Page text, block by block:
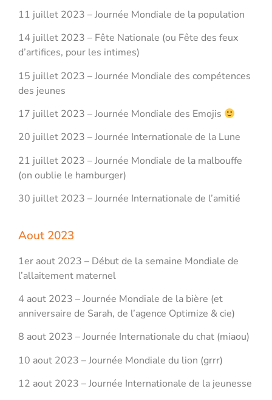
11 juillet 2023 – Journée Mondiale de la population
14 juillet 2023 – Fête Nationale (ou Fête des feux
d’artifices, pour les intimes)
15 juillet 2023 – Journée Mondiale des compétences
des jeunes
17 juillet 2023 – Journée Mondiale des Emojis
20 juillet 2023 – Journée Internationale de la Lune
21 juillet 2023 – Journée Mondiale de la malbouffe
(on oublie le hamburger)
30 juillet 2023 – Journée Internationale de l’amitié
Aout 2023
1er aout 2023 – Début de la semaine Mondiale de
l’allaitement maternel
4 aout 2023 – Journée Mondiale de la bière (et
anniversaire de Sarah, de l’agence Optimize & cie)
8 aout 2023 – Journée Internationale du chat (miaou)
10 aout 2023 – Journée Mondiale du lion (grrr)
12 aout 2023 – Journée Internationale de la jeunesse